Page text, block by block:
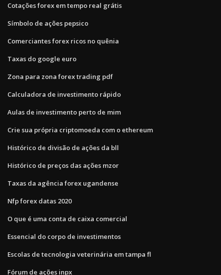
Cotações forex em tempo real grátis
Símbolo de ações pepsico
Comerciantes forex ricos no quênia
Taxas do google euro
Zona para zona forex trading pdf
Calculadora de investimento rápido
Aulas de investimento perto de mim
Crie sua própria criptomoeda com o ethereum
Histórico de divisão de ações da bll
Histórico de preços das ações mzor
Taxas da agência forex ugandense
Nfp forex datas 2020
O que é uma conta de caixa comercial
Essencial do corpo de investimentos
Escolas de tecnologia veterinária em tampa fl
Fórum de ações inpx